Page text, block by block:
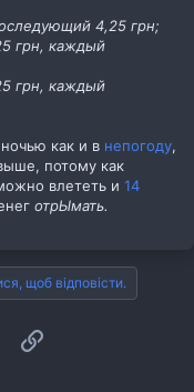
4,25 грн;
грн, каждый
грн, каждый
как и в непогоду,
потому как
влететь и 14
отрЫмать.
щоб відповісти.
mailПосилання